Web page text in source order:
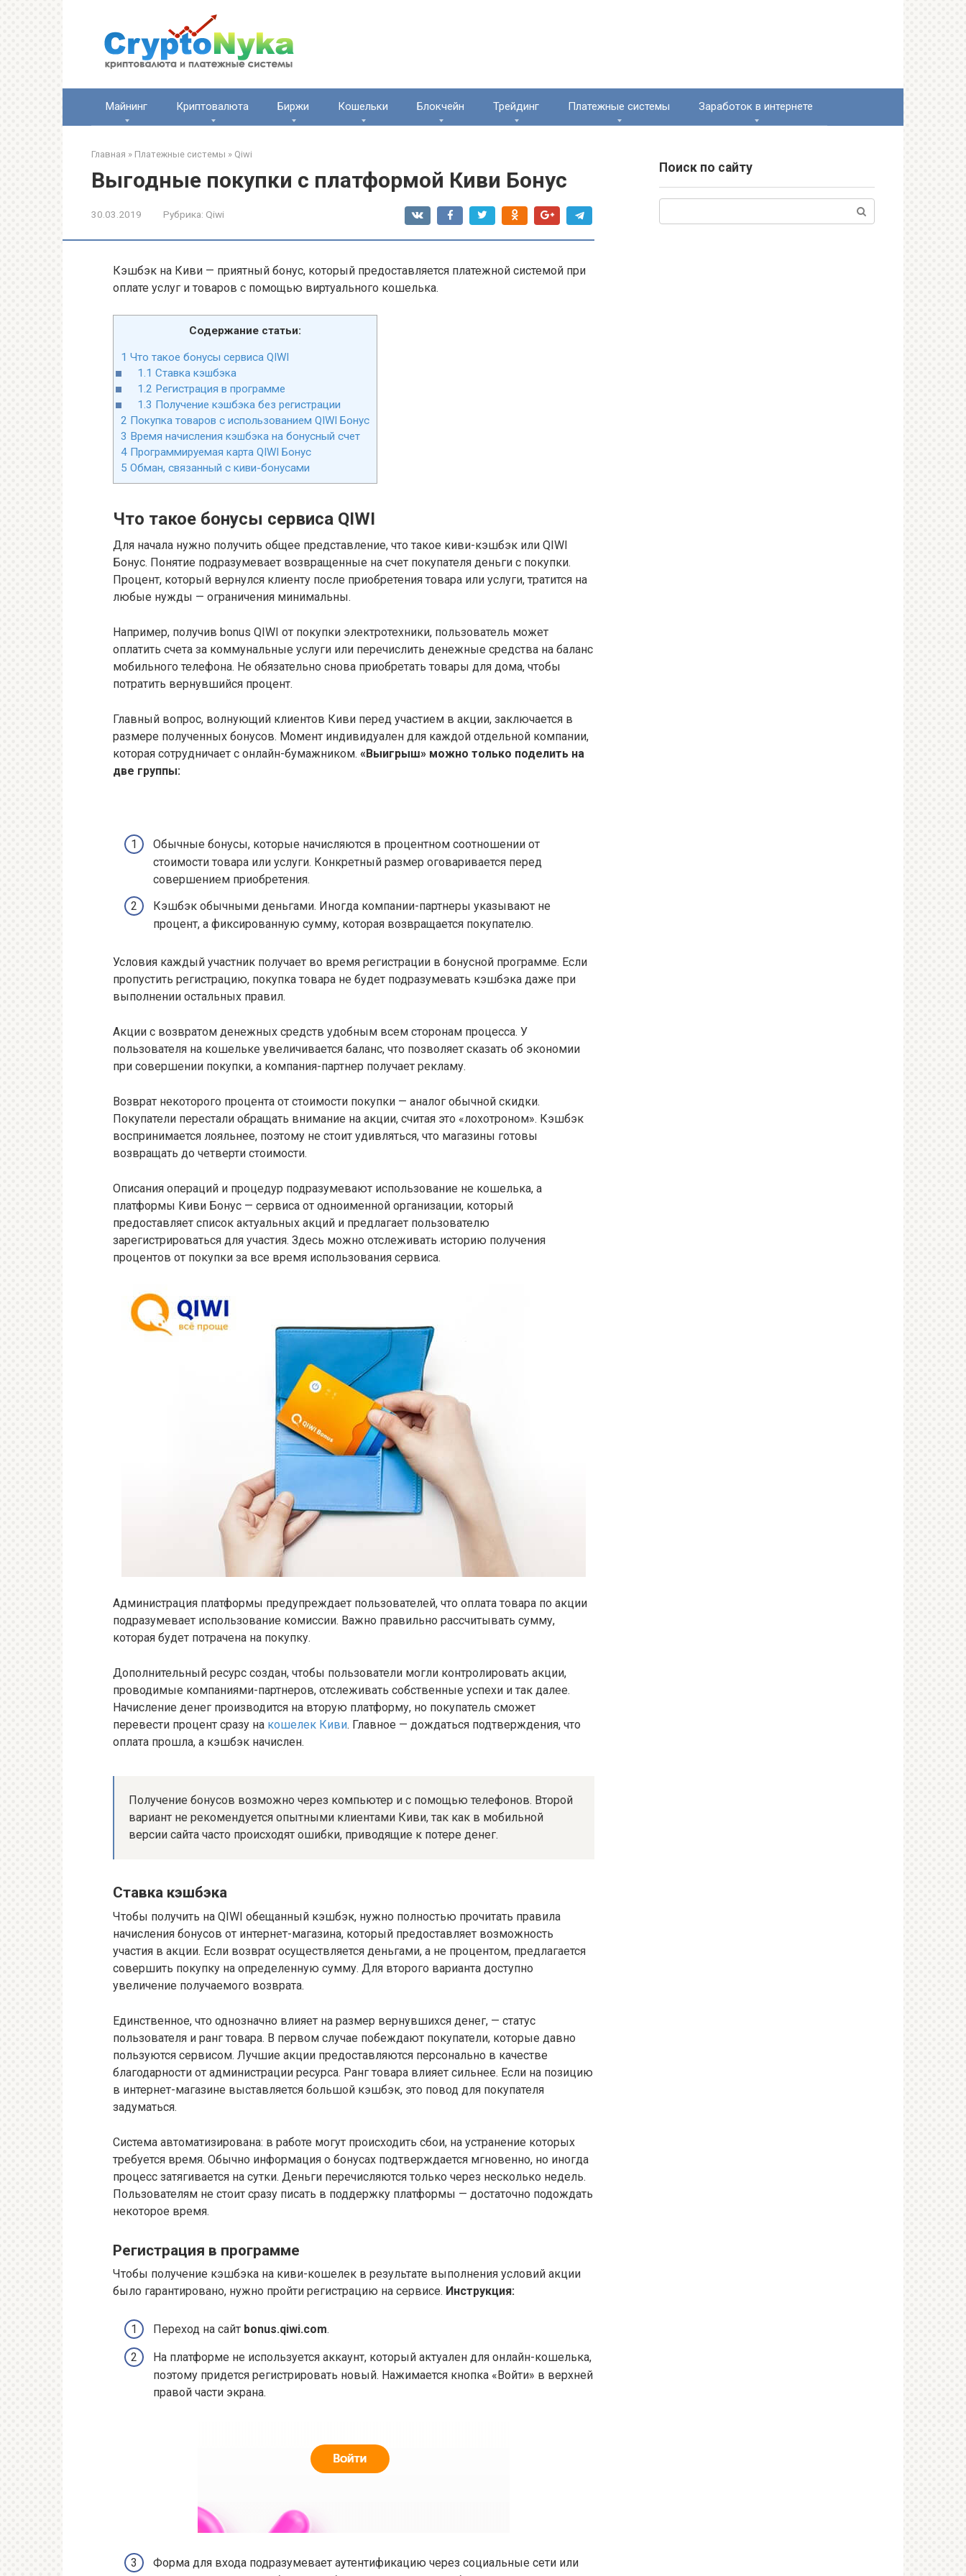
Майнинг Криптовалюта Биржи Кошельки Блокчейн Трейдинг Платежные системы Заработок в интернете
Главная » Платежные системы » Qiwi
Выгодные покупки с платформой Киви Бонус
30.03.2019 Рубрика: Qiwi
Кэшбэк на Киви — приятный бонус, который предоставляется платежной системой при
оплате услуг и товаров с помощью виртуального кошелька.
Содержание статьи:
1 Что такое бонусы сервиса QIWI
1.1 Ставка кэшбэка
1.2 Регистрация в программе
1.3 Получение кэшбэка без регистрации
2 Покупка товаров с использованием QIWI Бонус
3 Время начисления кэшбэка на бонусный счет
4 Программируемая карта QIWI Бонус
5 Обман, связанный с киви-бонусами
Что такое бонусы сервиса QIWI
Для начала нужно получить общее представление, что такое киви-кэшбэк или QIWI
Бонус. Понятие подразумевает возвращенные на счет покупателя деньги с покупки.
Процент, который вернулся клиенту после приобретения товара или услуги, тратится на
любые нужды — ограничения минимальны.
Например, получив bonus QIWI от покупки электротехники, пользователь может
оплатить счета за коммунальные услуги или перечислить денежные средства на баланс
мобильного телефона. Не обязательно снова приобретать товары для дома, чтобы
потратить вернувшийся процент.
Главный вопрос, волнующий клиентов Киви перед участием в акции, заключается в
размере полученных бонусов. Момент индивидуален для каждой отдельной компании,
которая сотрудничает с онлайн-бумажником. «Выигрыш» можно только поделить на
две группы:
Обычные бонусы, которые начисляются в процентном соотношении от
стоимости товара или услуги. Конкретный размер оговаривается перед
совершением приобретения.
Кэшбэк обычными деньгами. Иногда компании-партнеры указывают не
процент, а фиксированную сумму, которая возвращается покупателю.
Условия каждый участник получает во время регистрации в бонусной программе. Если
пропустить регистрацию, покупка товара не будет подразумевать кэшбэка даже при
выполнении остальных правил.
Акции с возвратом денежных средств удобным всем сторонам процесса. У
пользователя на кошельке увеличивается баланс, что позволяет сказать об экономии
при совершении покупки, а компания-партнер получает рекламу.
Возврат некоторого процента от стоимости покупки — аналог обычной скидки.
Покупатели перестали обращать внимание на акции, считая это «лохотроном». Кэшбэк
воспринимается лояльнее, поэтому не стоит удивляться, что магазины готовы
возвращать до четверти стоимости.
Описания операций и процедур подразумевают использование не кошелька, а
платформы Киви Бонус — сервиса от одноименной организации, который
предоставляет список актуальных акций и предлагает пользователю
зарегистрироваться для участия. Здесь можно отслеживать историю получения
процентов от покупки за все время использования сервиса.
Администрация платформы предупреждает пользователей, что оплата товара по акции
подразумевает использование комиссии. Важно правильно рассчитывать сумму,
которая будет потрачена на покупку.
Дополнительный ресурс создан, чтобы пользователи могли контролировать акции,
проводимые компаниями-партнеров, отслеживать собственные успехи и так далее.
Начисление денег производится на вторую платформу, но покупатель сможет
перевести процент сразу на кошелек Киви. Главное — дождаться подтверждения, что
оплата прошла, а кэшбэк начислен.
Получение бонусов возможно через компьютер и с помощью телефонов. Второй
вариант не рекомендуется опытными клиентами Киви, так как в мобильной
версии сайта часто происходят ошибки, приводящие к потере денег.
Ставка кэшбэка
Чтобы получить на QIWI обещанный кэшбэк, нужно полностью прочитать правила
начисления бонусов от интернет-магазина, который предоставляет возможность
участия в акции. Если возврат осуществляется деньгами, а не процентом, предлагается
совершить покупку на определенную сумму. Для второго варианта доступно
увеличение получаемого возврата.
Единственное, что однозначно влияет на размер вернувшихся денег, — статус
пользователя и ранг товара. В первом случае побеждают покупатели, которые давно
пользуются сервисом. Лучшие акции предоставляются персонально в качестве
благодарности от администрации ресурса. Ранг товара влияет сильнее. Если на позицию
в интернет-магазине выставляется большой кэшбэк, это повод для покупателя
задуматься.
Система автоматизирована: в работе могут происходить сбои, на устранение которых
требуется время. Обычно информация о бонусах подтверждается мгновенно, но иногда
процесс затягивается на сутки. Деньги перечисляются только через несколько недель.
Пользователям не стоит сразу писать в поддержку платформы — достаточно подождать
некоторое время.
Регистрация в программе
Чтобы получение кэшбэка на киви-кошелек в результате выполнения условий акции
было гарантировано, нужно пройти регистрацию на сервисе. Инструкция:
Переход на сайт bonus.qiwi.com.
На платформе не используется аккаунт, который актуален для онлайн-кошелька,
поэтому придется регистрировать новый. Нажимается кнопка «Войти» в верхней
правой части экрана.
Форма для входа подразумевает аутентификацию через социальные сети или
Поиск по сайту